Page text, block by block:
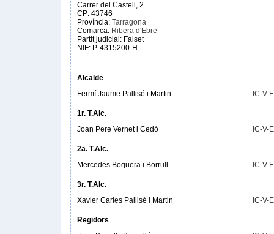
Carrer del Castell, 2
CP: 43746
Província: Tarragona
Comarca: Ribera d'Ebre
Partit judicial: Falset
NIF: P-4315200-H
Alcalde
Fermí Jaume Pallisé i Martin
IC-V-
1r. T.Alc.
Joan Pere Vernet i Cedó
IC-V-
2a. T.Alc.
Mercedes Boquera i Borrull
IC-V-
3r. T.Alc.
Xavier Carles Pallisé i Martin
IC-V-
Regidors